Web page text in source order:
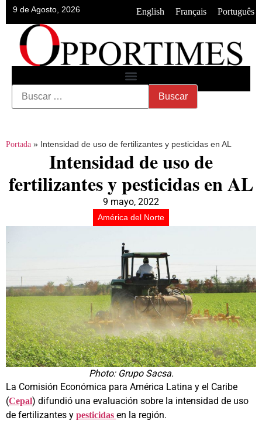
9 de Agosto, 2026 English Français Português
Portada » Intensidad de uso de fertilizantes y pesticidas en AL
Intensidad de uso de
fertilizantes y pesticidas en AL
9 mayo, 2022
América del Norte
Photo: Grupo Sacsa.
La Comisión Económica para América Latina y el Caribe
(Cepal) difundió una evaluación sobre la intensidad de uso
de fertilizantes y pesticidas en la región.